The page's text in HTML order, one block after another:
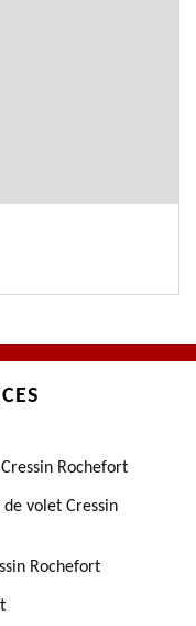
Rochefort
volet Cressin
Rochefort